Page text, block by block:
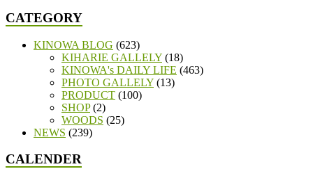
CATEGORY
KINOWA BLOG (623)
KIHARIE GALLELY (18)
KINOWA's DAILY LIFE (463)
PHOTO GALLELY (13)
PRODUCT (100)
SHOP(2)
WOODS (25)
NEWS (239)
CALENDER